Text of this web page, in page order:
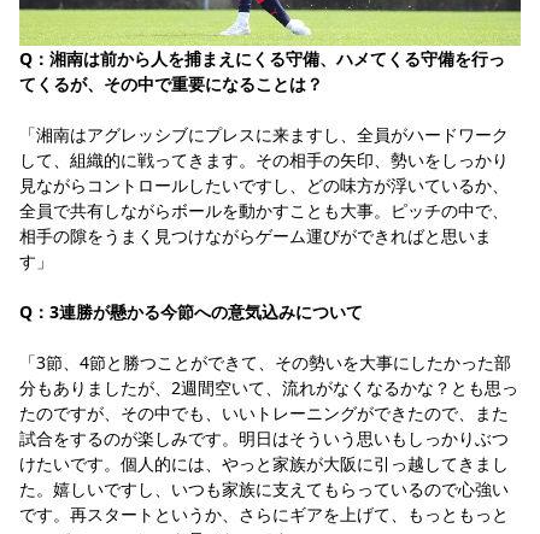
Q：湘南は前から人を捕まえにくる守備、ハメてくる守備を行っ
てくるが、その中で重要になることは？
「湘南はアグレッシブにプレスに来ますし、全員がハードワーク
して、組織的に戦ってきます。その相手の矢印、勢いをしっかり
見ながらコントロールしたいですし、どの味方が浮いているか、
全員で共有しながらボールを動かすことも大事。ピッチの中で、
相手の隙をうまく見つけながらゲーム運びができればと思いま
す」
Q：3連勝が懸かる今節への意気込みについて
「3節、4節と勝つことができて、その勢いを大事にしたかった部
分もありましたが、2週間空いて、流れがなくなるかな？とも思っ
たのですが、その中でも、いいトレーニングができたので、また
試合をするのが楽しみです。明日はそういう思いもしっかりぶつ
けたいです。個人的には、やっと家族が大阪に引っ越してきまし
た。嬉しいですし、いつも家族に支えてもらっているので心強い
です。再スタートというか、さらにギアを上げて、もっともっと